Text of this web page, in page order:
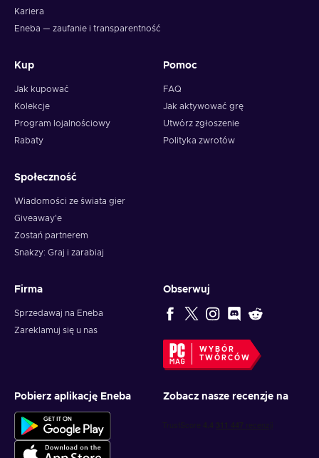
Kariera
Eneba — zaufanie i transparentność
Kup
Jak kupować
Kolekcje
Program lojalnościowy
Rabaty
Pomoc
FAQ
Jak aktywować grę
Utwórz zgłoszenie
Polityka zwrotów
Społeczność
Wiadomości ze świata gier
Giveaway'e
Zostań partnerem
Snakzy: Graj i zarabiaj
Firma
Sprzedawaj na Eneba
Zareklamuj się u nas
Obserwuj
WYBÓR
TWÓRCÓW
Pobierz aplikację Eneba Zobacz nasze recenzje na